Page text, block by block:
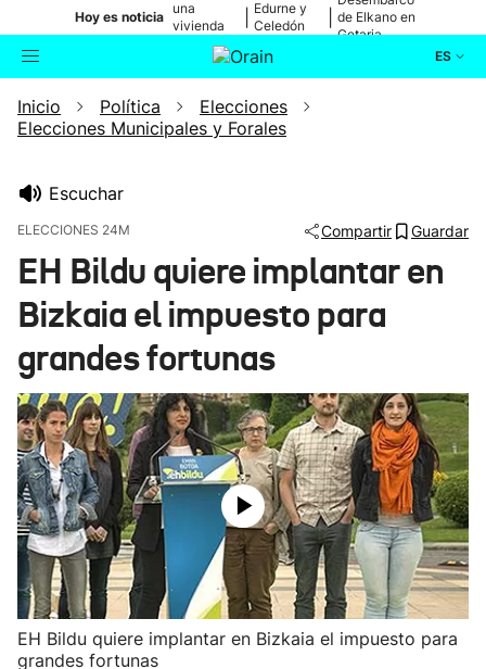
Hoy es noticia
una
vivienda
de Bilbao
Edurne y
Celedón
de Elkano en
Getaria
ES
Buscador Actualidad
Ikusmiran
Inicio Política
Elecciones
Elecciones Municipales y Forales
Escuchar
ELECCIONES 24M Compartir Guardar
EH Bildu quiere implantar en
Bizkaia el impuesto para
grandes fortunas
EH Bildu quiere implantar en Bizkaia el impuesto para
grandes fortunas